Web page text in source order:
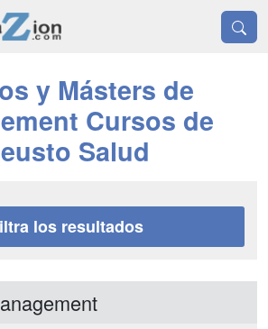
y Másters de
Cursos de
Salud
los resultados